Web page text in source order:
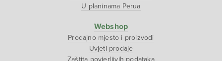
U planinama Perua
Webshop
Prodajno mjesto i proizvodi
Uvjeti prodaje
Zaštita povjerljivih podataka